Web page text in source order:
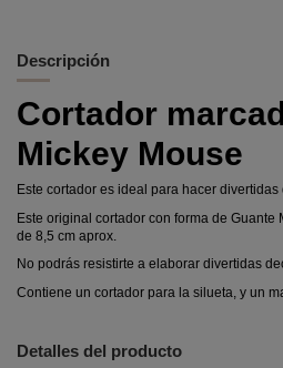
Descripción
Cortador
Mickey Mouse
Este cortador es ideal para hacer
Este original cortador con forma de Guante
de 8,5 cm aprox.
No podrás resistirte a elaborar divertidas
Contiene un cortador para la silueta, y un
Detalles del producto